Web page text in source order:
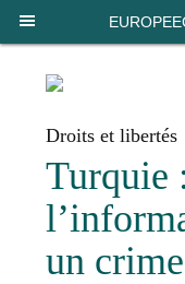
Droits et libertés
Turquie
un crime